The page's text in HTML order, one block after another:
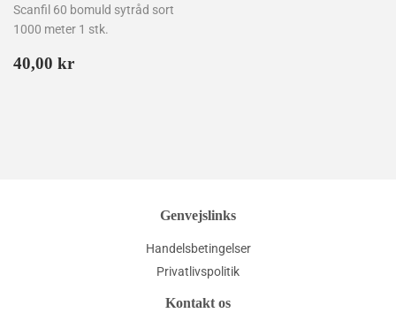
Scanfil 60 bomuld sytråd sort
1000 meter 1 stk.
Normalpris
40,00 kr
Genvejslinks
Handelsbetingelser
Privatlivspolitik
Kontakt os